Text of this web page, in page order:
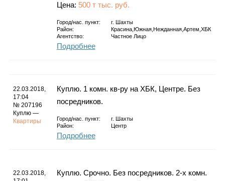
Цена: 500 т тыс. руб.
Город/нас. пункт: г.
Шахты
Район:
Красина,Южная,Нежданная,Артем,ХБК
Агентство:
Частное Лицо
Подробнее
22.03.2018,
17:04
№ 207196
Куплю —
Квартиры
Куплю. 1 комн. кв-ру на ХБК, Центре. Без
посредников.
Город/нас. пункт: г.
Шахты
Район:
Центр
Подробнее
22.03.2018,
Куплю. Срочно. Без посредников. 2-х комн.